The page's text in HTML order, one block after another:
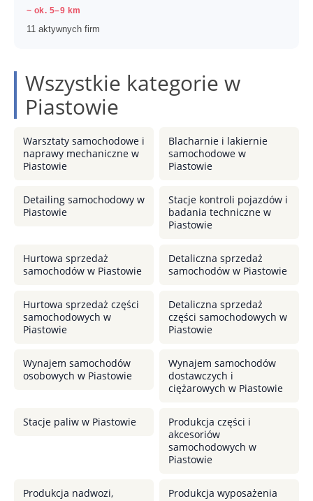
~ ok. 5–9 km
11 aktywnych firm
Wszystkie kategorie w
Piastowie
Warsztaty samochodowe i
naprawy mechaniczne w
Piastowie
Blacharnie i lakiernie
samochodowe w
Piastowie
Detailing samochodowy w
Piastowie
Stacje kontroli pojazdów i
badania techniczne w
Piastowie
Hurtowa sprzedaż
samochodów w Piastowie
Detaliczna sprzedaż
samochodów w Piastowie
Hurtowa sprzedaż części
samochodowych w
Piastowie
Detaliczna sprzedaż
części samochodowych w
Piastowie
Wynajem samochodów
osobowych w Piastowie
Wynajem samochodów
dostawczych i
ciężarowych w Piastowie
Stacje paliw w Piastowie
Produkcja części i
akcesoriów
samochodowych w
Piastowie
Produkcja nadwozi,
Produkcja wyposażenia